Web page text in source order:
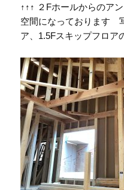
↑↑↑ ２Fホールからのア
空間になっております
ア、1.5Fスキップフロア